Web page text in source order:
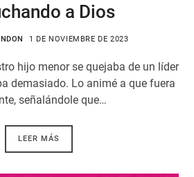
a Dios
1 DE NOVIEMBRE DE 2023
hijo menor se quejaba de un líder
demasiado. Lo animé a que fuera
señalándole que…
LEER MÁS